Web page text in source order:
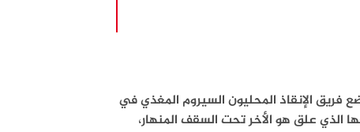
فريق الإنقاذ المحليون السيروم المغذي في
الذي علق هو الأخر تحت السقف المنهار،